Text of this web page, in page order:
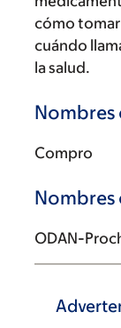
cómo
cuándo
la salud.
Nombres
Compro
Nombres
ODAN-